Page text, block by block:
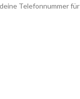
Telefonnummer für